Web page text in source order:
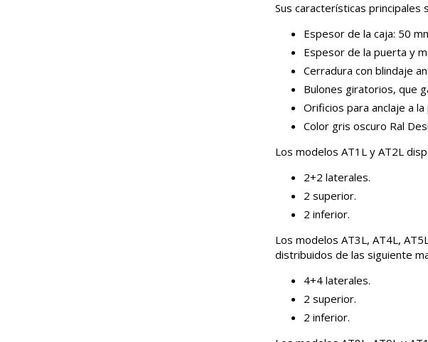
Sus características principales
Espesor de la caja: 50
Espesor de la puerta y
Cerradura con blindaje
Bulones giratorios, que
Orificios para anclaje a
Color gris oscuro Ral
Los modelos AT1L y AT2L
2+2 laterales.
2 superior.
2 inferior.
Los modelos AT3L, AT4L,
distribuidos de las siguiente
4+4 laterales.
2 superior.
2 inferior.